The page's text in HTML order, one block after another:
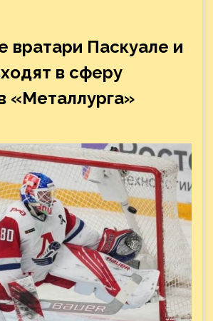
вратари Паскуале и
в сферу
«Металлурга»